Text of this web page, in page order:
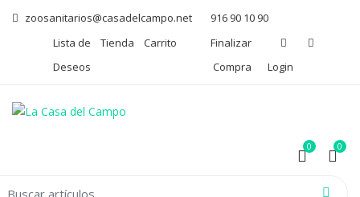
zoosanitarios@casadelcampo.net
916 90 10 90
Lista de
Deseos
Tienda Carrito
Finalizar
Compra
Login
0 0